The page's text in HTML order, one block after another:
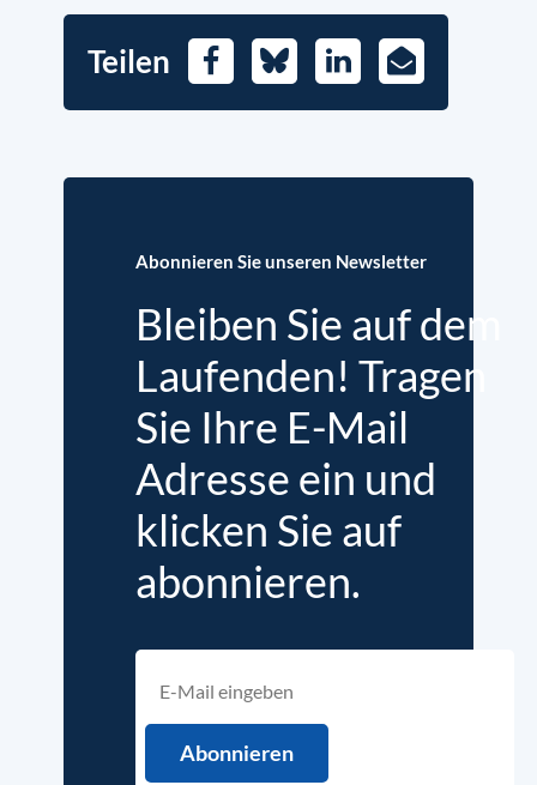
Teilen FacebookBlueskyLinkedIn
E-
Mail
Abonnieren Sie unseren Newsletter
Bleiben Sie auf dem
Laufenden! Tragen
Sie Ihre E-Mail
Adresse ein und
klicken Sie auf
abonnieren.